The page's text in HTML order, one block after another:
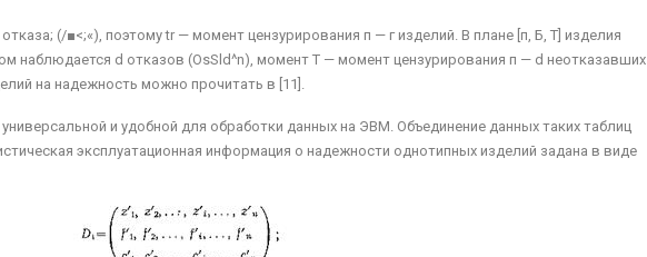
(/■<;«), поэтому tr — момент цензурирования п — г из­делий. В плане [п, Б, Т] изделия
наблюдается d отказов (OsSld^n), момент Т — момент цензурирования п — d неотказавших
на надежность можно прочитать в [11].
и удобной для обработки данных на ЭВМ. Объ­единение данных таких таблиц
эксплуатационная ин­формация о надежности однотипных изделий задана в виде